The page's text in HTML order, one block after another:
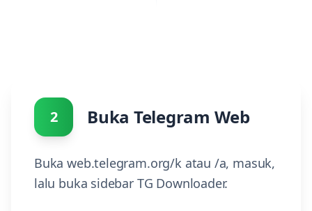
2 Buka Telegram Web
Buka web.telegram.org/k atau /a, masuk,
lalu buka sidebar TG Downloader.